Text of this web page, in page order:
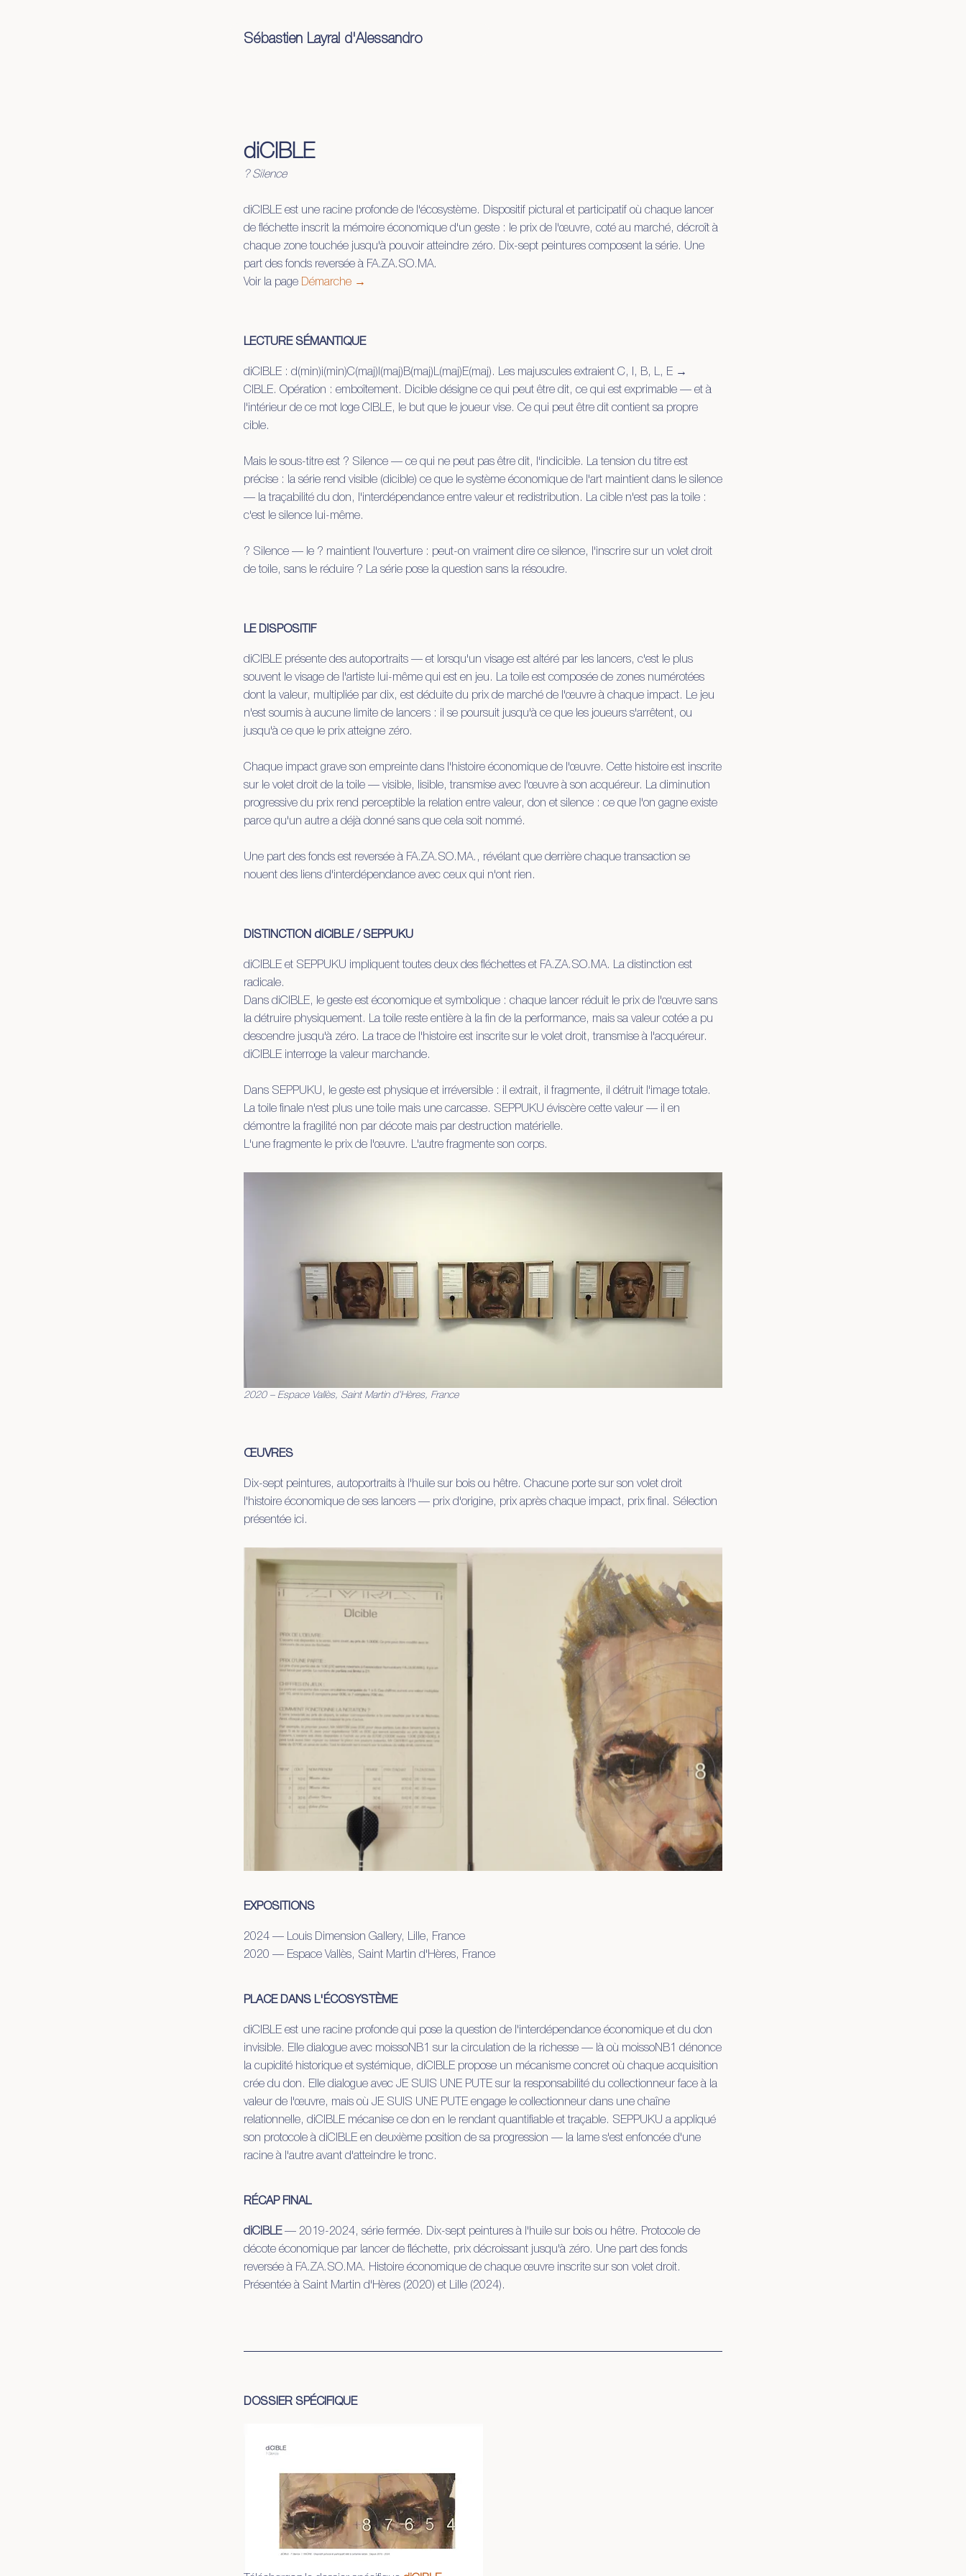
œuvredémarchedocuments
Sébastien Layral d'Alessandro
diCIBLE
? Silence
diCIBLE est une racine profonde de l'écosystème. Dispositif pictural et participatif où chaque lancer
de fléchette inscrit la mémoire économique d'un geste : le prix de l'œuvre, coté au marché, décroît à
chaque zone touchée jusqu'à pouvoir atteindre zéro. Dix-sept peintures composent la série. Une
part des fonds reversée à FA.ZA.SO.MA.
Voir la page Démarche →
LECTURE SÉMANTIQUE
diCIBLE : d(min)i(min)C(maj)I(maj)B(maj)L(maj)E(maj). Les majuscules extraient C, I, B, L, E →
CIBLE. Opération : emboîtement. Dicible désigne ce qui peut être dit, ce qui est exprimable — et à
l'intérieur de ce mot loge CIBLE, le but que le joueur vise. Ce qui peut être dit contient sa propre
cible.
Mais le sous-titre est ? Silence — ce qui ne peut pas être dit, l'indicible. La tension du titre est
précise : la série rend visible (dicible) ce que le système économique de l'art maintient dans le silence
— la traçabilité du don, l'interdépendance entre valeur et redistribution. La cible n'est pas la toile :
c'est le silence lui-même.
? Silence — le ? maintient l'ouverture : peut-on vraiment dire ce silence, l'inscrire sur un volet droit
de toile, sans le réduire ? La série pose la question sans la résoudre.
LE DISPOSITIF
diCIBLE présente des autoportraits — et lorsqu'un visage est altéré par les lancers, c'est le plus
souvent le visage de l'artiste lui-même qui est en jeu. La toile est composée de zones numérotées
dont la valeur, multipliée par dix, est déduite du prix de marché de l'œuvre à chaque impact. Le jeu
n'est soumis à aucune limite de lancers : il se poursuit jusqu'à ce que les joueurs s'arrêtent, ou
jusqu'à ce que le prix atteigne zéro.
Chaque impact grave son empreinte dans l'histoire économique de l'œuvre. Cette histoire est inscrite
sur le volet droit de la toile — visible, lisible, transmise avec l'œuvre à son acquéreur. La diminution
progressive du prix rend perceptible la relation entre valeur, don et silence : ce que l'on gagne existe
parce qu'un autre a déjà donné sans que cela soit nommé.
Une part des fonds est reversée à FA.ZA.SO.MA., révélant que derrière chaque transaction se
nouent des liens d'interdépendance avec ceux qui n'ont rien.
DISTINCTION diCIBLE / SEPPUKU
diCIBLE et SEPPUKU impliquent toutes deux des fléchettes et FA.ZA.SO.MA. La distinction est
radicale.
Dans diCIBLE, le geste est économique et symbolique : chaque lancer réduit le prix de l'œuvre sans
la détruire physiquement. La toile reste entière à la fin de la performance, mais sa valeur cotée a pu
descendre jusqu'à zéro. La trace de l'histoire est inscrite sur le volet droit, transmise à l'acquéreur.
diCIBLE interroge la valeur marchande.
Dans SEPPUKU, le geste est physique et irréversible : il extrait, il fragmente, il détruit l'image totale.
La toile finale n'est plus une toile mais une carcasse. SEPPUKU éviscère cette valeur — il en
démontre la fragilité non par décote mais par destruction matérielle.
L'une fragmente le prix de l'œuvre. L'autre fragmente son corps.
2020 – Espace Vallès, Saint Martin d’Hères, France
ŒUVRES
Dix-sept peintures, autoportraits à l'huile sur bois ou hêtre. Chacune porte sur son volet droit
l'histoire économique de ses lancers — prix d'origine, prix après chaque impact, prix final. Sélection
présentée ici.
EXPOSITIONS
2024 — Louis Dimension Gallery, Lille, France
2020 — Espace Vallès, Saint Martin d'Hères, France
PLACE DANS L'ÉCOSYSTÈME
diCIBLE est une racine profonde qui pose la question de l'interdépendance économique et du don
invisible. Elle dialogue avec moissoNB1 sur la circulation de la richesse — là où moissoNB1 dénonce
la cupidité historique et systémique, diCIBLE propose un mécanisme concret où chaque acquisition
crée du don. Elle dialogue avec JE SUIS UNE PUTE sur la responsabilité du collectionneur face à la
valeur de l'œuvre, mais où JE SUIS UNE PUTE engage le collectionneur dans une chaîne
relationnelle, diCIBLE mécanise ce don en le rendant quantifiable et traçable. SEPPUKU a appliqué
son protocole à diCIBLE en deuxième position de sa progression — la lame s'est enfoncée d'une
racine à l'autre avant d'atteindre le tronc.
RÉCAP FINAL
diCIBLE— 2019-2024, série fermée. Dix-sept peintures à l'huile sur bois ou hêtre. Protocole de
décote économique par lancer de fléchette, prix décroissant jusqu'à zéro. Une part des fonds
reversée à FA.ZA.SO.MA. Histoire économique de chaque œuvre inscrite sur son volet droit.
Présentée à Saint Martin d'Hères (2020) et Lille (2024).
DOSSIER SPÉCIFIQUE